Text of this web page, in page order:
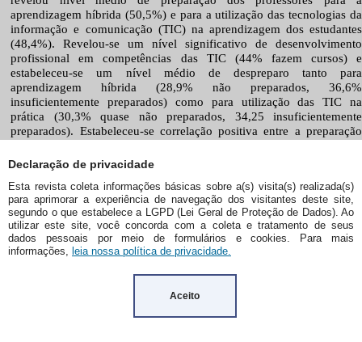
Declaração de privacidade
Esta revista coleta informações básicas sobre a(s) visita(s) realizada(s)
para aprimorar a experiência de navegação dos visitantes deste site,
segundo o que estabelece a LGPD (Lei Geral de Proteção de Dados). Ao
utilizar este site, você concorda com a coleta e tratamento de seus
dados pessoais por meio de formulários e cookies. Para mais
informações, leia nossa política de privacidade.
Aceito